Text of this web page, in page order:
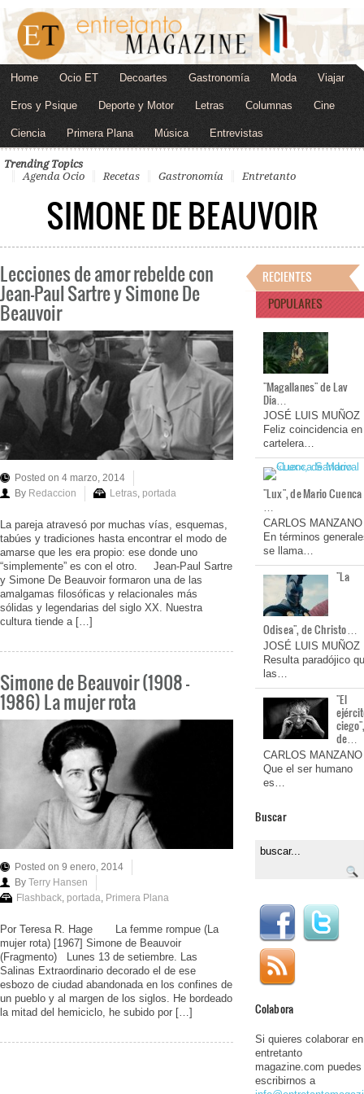
Home Ocio ET Decoartes Gastronomía Moda Viajar
Eros y Psique Deporte y Motor Letras Columnas Cine
Ciencia Primera Plana Música Entrevistas
Trending Topics
Agenda Ocio
Recetas Gastronomía Entretanto
SIMONE DE BEAUVOIR
Lecciones de amor rebelde con
Jean-Paul Sartre y Simone De
Beauvoir
Posted on 4 marzo, 2014
By Redaccion Letras, portada
La pareja atravesó por muchas vías, esquemas,
tabúes y tradiciones hasta encontrar el modo de
amarse que les era propio: ese donde uno
“simplemente” es con el otro. Jean-Paul Sartre
y Simone De Beauvoir formaron una de las
amalgamas filosóficas y relacionales más
sólidas y legendarias del siglo XX. Nuestra
cultura tiende a […]
Simone de Beauvoir (1908 –
1986) La mujer rota
Posted on 9 enero, 2014
By Terry Hansen
Flashback, portada, Primera Plana
Por Teresa R. Hage La femme rompue (La
mujer rota) [1967] Simone de Beauvoir
(Fragmento) Lunes 13 de setiembre. Las
Salinas Extraordinario decorado el de ese
esbozo de ciudad abandonada en los confines de
un pueblo y al margen de los siglos. He bordeado
la mitad del hemiciclo, he subido por […]
RECIENTES
POPULARES
"Magallanes" de Lav
Dia…
JOSÉ LUIS MUÑOZ
Feliz coincidencia en
cartelera…
"Lux", de Mario Cuenca
…
CARLOS MANZANO
En términos
se llama…
"La
Odisea", de Christo…
JOSÉ LUIS MUÑOZ
Resulta paradójico
las…
"El
de…
CARLOS MANZANO
Que el ser humano
es…
Buscar
Colabora
Si quieres colaborar en
entretanto
magazine.com puedes
escribirnos a